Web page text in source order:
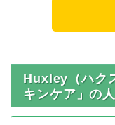
Huxley（ハク
キンケア」の